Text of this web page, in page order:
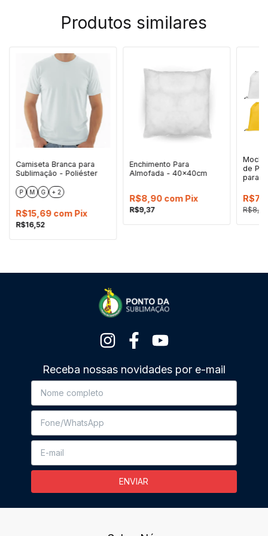
Produtos similares
Camiseta Branca para
Sublimação - Poliéster
P M G + 2
R$16,52
R$15,69 com Pix
Enchimento Para
Almofada - 40x40cm
R$9,37
R$8,90 com Pix
de
para
Receba nossas novidades por e-mail